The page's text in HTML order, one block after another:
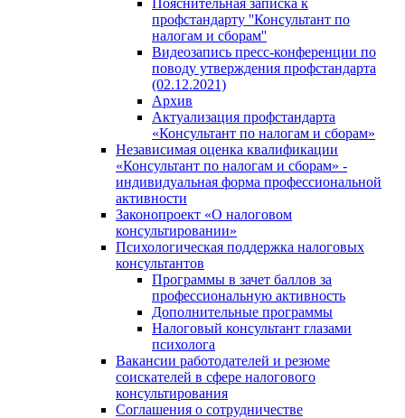
Пояснительная записка к
профстандарту ''Консультант по
налогам и сборам''
Видеозапись пресс-конференции по
поводу утверждения профстандарта
(02.12.2021)
Архив
Актуализация профстандарта
«Консультант по налогам и сборам»
Независимая оценка квалификации
«Консультант по налогам и сборам» -
индивидуальная форма профессиональной
активности
Законопроект «О налоговом
консультировании»
Психологическая поддержка налоговых
консультантов
Программы в зачет баллов за
профессиональную активность
Дополнительные программы
Налоговый консультант глазами
психолога
Вакансии работодателей и резюме
соискателей в сфере налогового
консультирования
Соглашения о сотрудничестве